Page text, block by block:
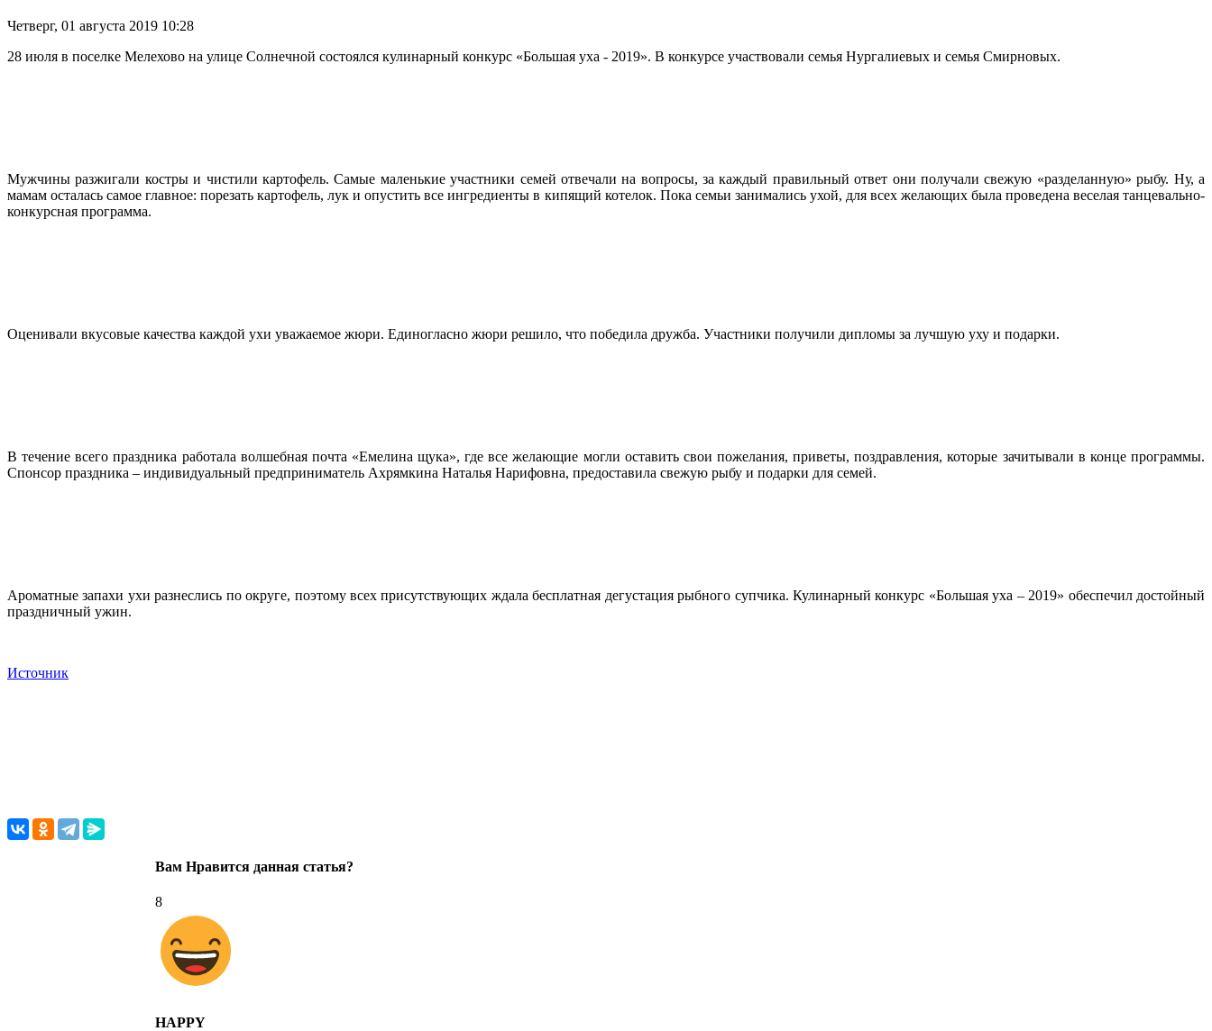
Четверг, 01 августа 2019 10:28
28 июля в поселке Мелехово на улице Солнечной состоялся кулинарный конкурс «Большая уха - 2019». В конкурсе участвовали семья Нургалиевых и семья Смирновых.
Мужчины разжигали костры и чистили картофель. Самые маленькие участники семей отвечали на вопросы, за каждый правильный ответ они получали свежую «разделанную» рыбу. Ну, а
мамам осталась самое главное: порезать картофель, лук и опустить все ингредиенты в кипящий котелок. Пока семьи занимались ухой, для всех желающих была проведена веселая танцевально-
конкурсная программа.
Оценивали вкусовые качества каждой ухи уважаемое жюри. Единогласно жюри решило, что победила дружба. Участники получили дипломы за лучшую уху и подарки.
В течение всего праздника работала волшебная почта «Емелина щука», где все желающие могли оставить свои пожелания, приветы, поздравления, которые зачитывали в конце программы.
Спонсор праздника – индивидуальный предприниматель Ахрямкина Наталья Нарифовна, предоставила свежую рыбу и подарки для семей.
Ароматные запахи ухи разнеслись по округе, поэтому всех присутствующих ждала бесплатная дегустация рыбного супчика. Кулинарный конкурс «Большая уха – 2019» обеспечил достойный
праздничный ужин.
Источник
Вам Нравится данная статья?
8
HAPPY